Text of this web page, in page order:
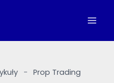
- Prop Trading